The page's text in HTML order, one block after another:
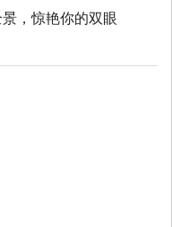
，惊艳你的双眼